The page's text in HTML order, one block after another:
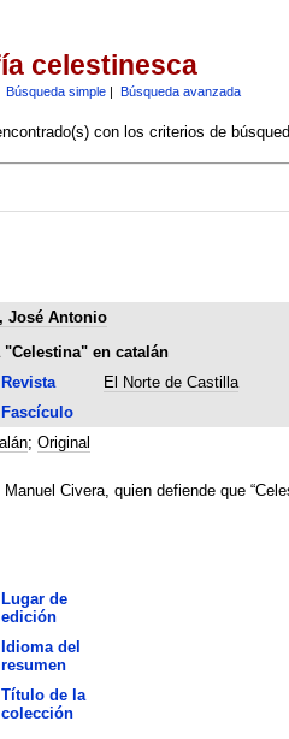
celestinesca
Búsqueda simple| Búsqueda avanzada
con los criterios de
José Antonio
en catalán
Revista El Norte de Castilla
Fascículo
; Original
Civera, quien defiende que
Lugar de
edición
Idioma del
resumen
Título de la
colección